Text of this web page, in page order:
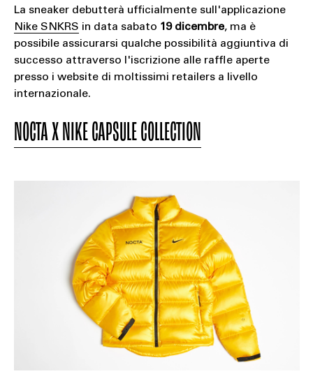
La sneaker debutterà ufficialmente sull'applicazione
Nike SNKRS in data sabato 19 dicembre, ma è
possibile assicurarsi qualche possibilità aggiuntiva di
successo attraverso l'iscrizione alle raffle aperte
presso i website di moltissimi retailers a livello
internazionale.
NOCTA X NIKE CAPSULE COLLECTION